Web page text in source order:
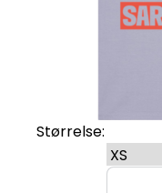
Størrelse: